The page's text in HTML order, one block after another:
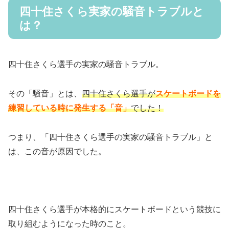
四十住さくら実家の騒音トラブルと
は？
四十住さくら選手の実家の騒音トラブル。
その「騒音」とは、 四十住さくら選手がスケートボードを
練習している時に発生する「音」でした！
つまり、「四十住さくら選手の実家の騒音トラブル」と
は、この音が原因でした。
四十住さくら選手が本格的にスケートボードという競技に
取り組むようになった時のこと。